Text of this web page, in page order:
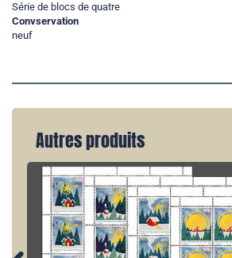
Série de blocs de quatre
Convservation
neuf
Autres produits